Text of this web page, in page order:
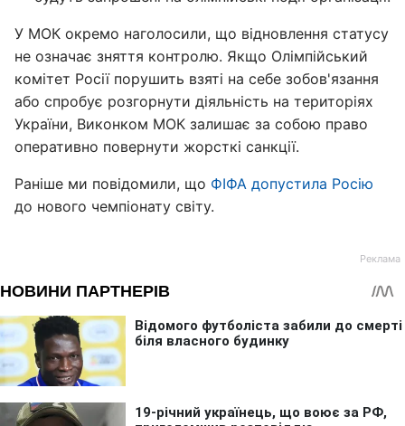
У МОК окремо наголосили, що відновлення статусу
не означає зняття контролю. Якщо Олімпійський
комітет Росії порушить взяті на себе зобов'язання
або спробує розгорнути діяльність на територіях
України, Виконком МОК залишає за собою право
оперативно повернути жорсткі санкції.
Раніше ми повідомили, що ФІФА допустила Росію
до нового чемпіонату світу.